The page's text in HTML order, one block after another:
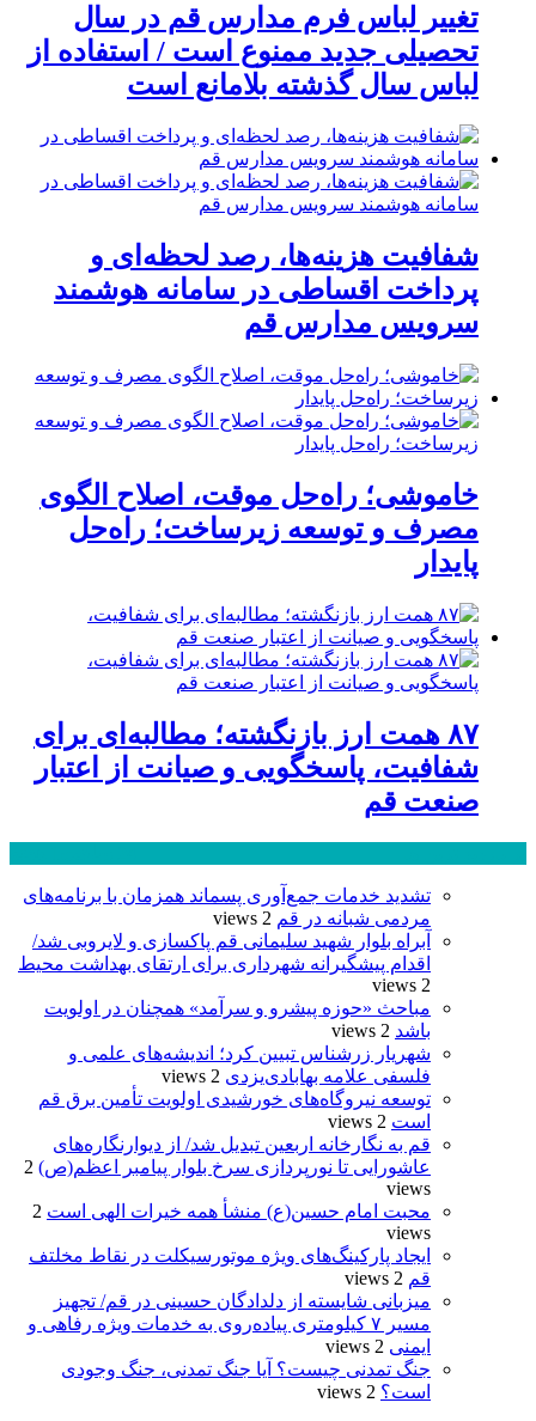
تغییر لباس فرم مدارس قم در سال
تحصیلی جدید ممنوع است / استفاده از
لباس سال گذشته بلامانع است
شفافیت هزینه‌ها، رصد لحظه‌ای و
پرداخت اقساطی در سامانه هوشمند
سرویس مدارس قم
خاموشی؛ راه‌حل موقت، اصلاح الگوی
مصرف و توسعه زیرساخت؛ راه‌حل
پایدار
۸۷ همت ارز بازنگشته؛ مطالبه‌ای برای
شفافیت، پاسخگویی و صیانت از اعتبار
صنعت قم
تشدید خدمات جمع‌آوری پسماند همزمان با برنامه‌های
مردمی شبانه در قم 2 views
آبراه بلوار شهید سلیمانی قم پاکسازی و لایروبی شد/
اقدام پیشگیرانه شهرداری برای ارتقای بهداشت محیط
2 views
مباحث «حوزه پیشرو و سرآمد» همچنان در اولویت
باشد 2 views
شهریار زرشناس تبیین کرد؛ اندیشه‌های علمی و
فلسفی علامه بهابادی‌یزدی 2 views
توسعه نیروگاه‌های خورشیدی اولویت تأمین برق قم
است 2 views
قم به نگارخانه اربعین تبدیل شد/ از دیوارنگاره‌های
عاشورایی تا نورپردازی سرخ بلوار پیامبر اعظم(ص) 2
views
محبت امام حسین(ع) منشأ همه خیرات الهی است 2
views
ایجاد پارکینگ‌های ویژه موتورسیکلت در نقاط مخلتف
قم 2 views
میزبانی شایسته از دلدادگان حسینی در قم/ تجهیز
مسیر ۷ کیلومتری پیاده‌روی به خدمات ویژه رفاهی و
ایمنی 2 views
جنگ تمدنی چیست؟ آیا جنگ تمدنی، جنگ وجودی
است؟ 2 views